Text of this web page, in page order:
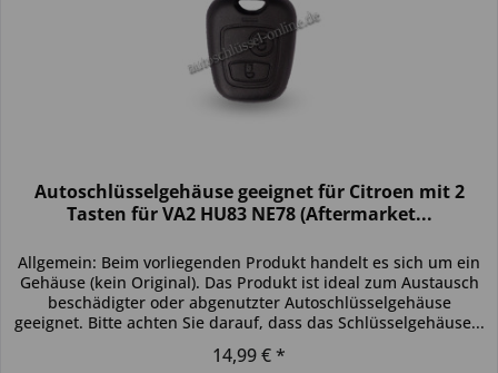
Autoschlüsselgehäuse geeignet für Citroen mit 2
Tasten für VA2 HU83 NE78 (Aftermarket...
Allgemein: Beim vorliegenden Produkt handelt es sich um ein
Gehäuse (kein Original). Das Produkt ist ideal zum Austausch
beschädigter oder abgenutzter Autoschlüsselgehäuse
geeignet. Bitte achten Sie darauf, dass das Schlüsselgehäuse...
14,99 € *